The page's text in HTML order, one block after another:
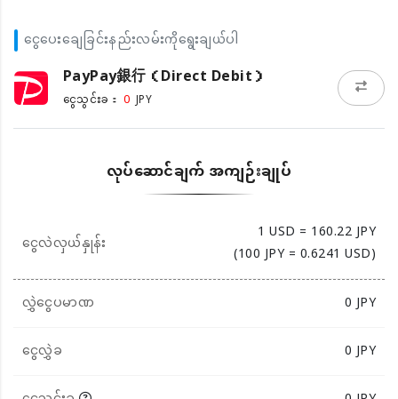
ငွေပေးချေခြင်းနည်းလမ်းကိုရွေးချယ်ပါ
PayPay銀行（Direct Debit）
ငွေသွင်းခ： 0 JPY
လုပ်ဆောင်ချက် အကျဉ်းချုပ်
ငွေလဲလှယ်နှုန်း
1 USD = 160.22 JPY
(100 JPY = 0.6241 USD)
လွှဲငွေပမာဏ
0JPY
ငွေလွှဲခ
0 JPY